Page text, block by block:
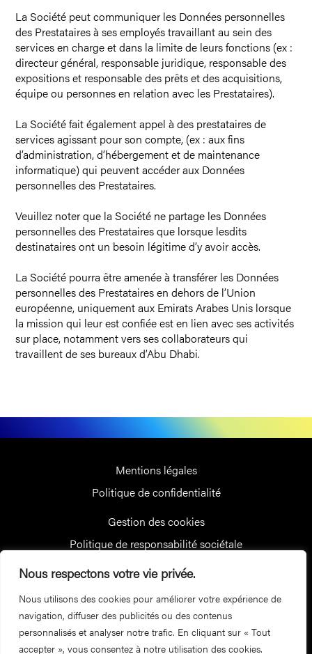
Nous respectons votre vie privée.
Nous utilisons des cookies pour améliorer votre expérience de
navigation, diffuser des publicités ou des contenus
personnalisés et analyser notre trafic. En cliquant sur « Tout
accepter », vous consentez à notre utilisation des cookies.
La Société peut communiquer les Données personnelles
des Prestataires à ses employés travaillant au sein des
services en charge et dans la limite de leurs fonctions (ex :
directeur général, responsable juridique, responsable des
expositions et responsable des prêts et des acquisitions,
équipe ou personnes en relation avec les Prestataires).
La Société fait également appel à des prestataires de
services agissant pour son compte, (ex : aux fins
d’administration, d’hébergement et de maintenance
informatique) qui peuvent accéder aux Données
personnelles des Prestataires.
Veuillez noter que la Société ne partage les Données
personnelles des Prestataires que lorsque lesdits
destinataires ont un besoin légitime d’y avoir accès.
La Société pourra être amenée à transférer les Données
personnelles des Prestataires en dehors de l’Union
européenne, uniquement aux Emirats Arabes Unis lorsque
la mission qui leur est confiée est en lien avec ses activités
sur place, notamment vers ses collaborateurs qui
travaillent de ses bureaux d’Abu Dhabi.
Mentions légales
Politique de confidentialité
Gestion des cookies
Politique de responsabilité sociétale
Recevez nos dernières actualités
Inscrivez-vous à la newsletter